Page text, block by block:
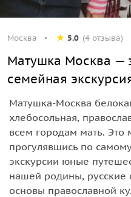
Москва 5.0 (4 отзыва)
Матушка Москва —
семейная
Матушка-Москва
хлебосольная,
всем городам мать. Это
прогулявшись по
экскурсии юные
нашей родины, русские
основы православной